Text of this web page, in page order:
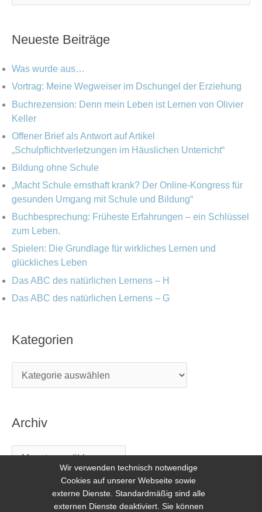
e
n
n
a
c
Neueste Beiträge
Was wurde aus…
Vortrag: Meine Wegweiser im Dschungel der Erziehung
Buchrezension: Denn mein Leben ist Lernen von Olivier
Keller
Offener Brief als Antwort auf Artikel
„Schulpflichtverletzungen im Häuslichen Unterricht“
Bildung ohne Schule
„Macht Schule ernsthaft krank? Der Online-Kongress für
gesunden Umgang mit Schule und Bildung“
Buchbesprechung: Früheste Erfahrungen – ein Schlüssel
zum Leben.
Spielen: Die Grundlage für wirkliches Lernen und
glückliches Leben
Das ABC des natürlichen Lernens – H
Das ABC des natürlichen Lernens – G
Kategorien
a
e
i
e
n
Archiv
r
h
Wir verwenden technisch notwendige
Cookies auf unserer Webseite sowie
externe Dienste. Standardmäßig sind alle
externen Dienste deaktiviert. Sie können